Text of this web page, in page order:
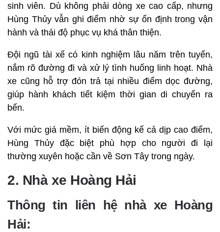
sinh viên. Dù không phải dòng xe cao cấp, nhưng
Hùng Thủy vẫn ghi điểm nhờ sự ổn định trong vận
hành và thái độ phục vụ khá thân thiện.
Đội ngũ tài xế có kinh nghiệm lâu năm trên tuyến,
nắm rõ đường đi và xử lý tình huống linh hoạt. Nhà
xe cũng hỗ trợ đón trả tại nhiều điểm dọc đường,
giúp hành khách tiết kiệm thời gian di chuyển ra
bến.
Với mức giá mềm, ít biến động kể cả dịp cao điểm,
Hùng Thủy đặc biệt phù hợp cho người đi lại
thường xuyên hoặc cần về Sơn Tây trong ngày.
2. Nhà xe Hoàng Hải
Thông tin liên hệ nhà xe Hoàng
Hải: